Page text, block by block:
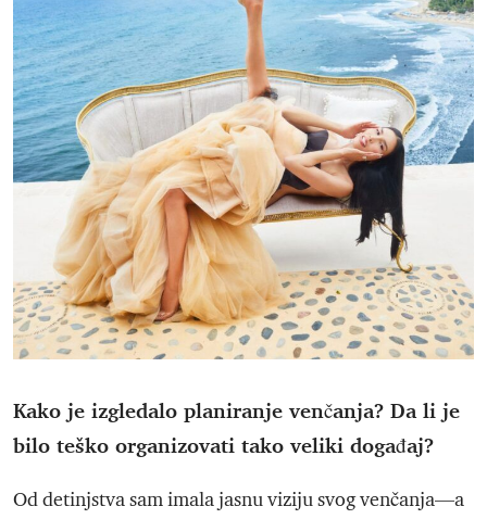
Kako je izgledalo planiranje venčanja? Da li je
bilo teško organizovati tako veliki događaj?
Od detinjstva sam imala jasnu viziju svog venčanja—a